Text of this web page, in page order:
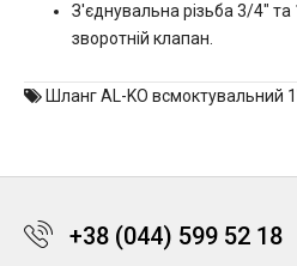
З'єднувальна різьба 3/4" та
зворотній клапан.
Шланг AL-KO всмоктувальний
+38 (044) 599 52 18